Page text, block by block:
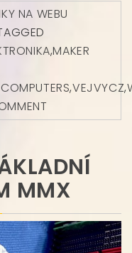
NA WEBU
,MAKER
,VEJVYCZ,
MMX